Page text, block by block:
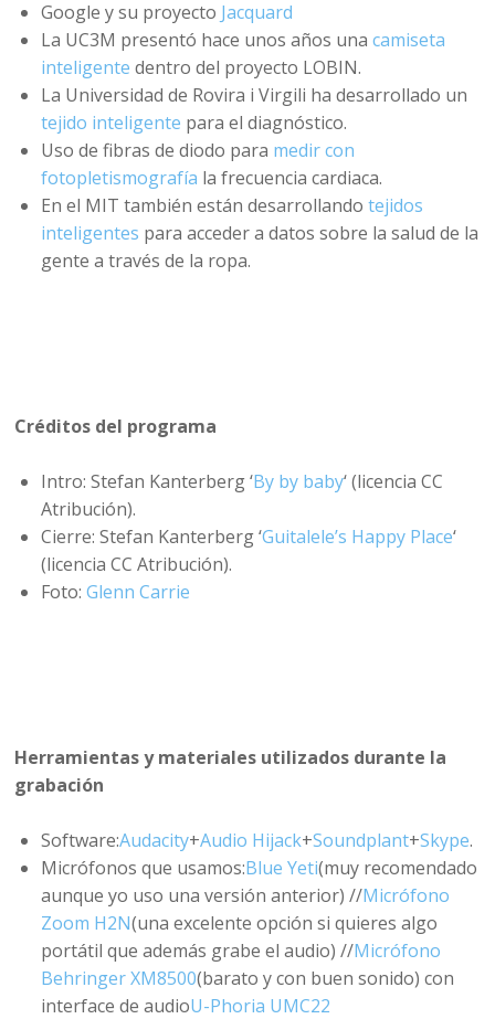
Google y su proyecto Jacquard
La UC3M presentó hace unos años unacamiseta
inteligente dentro del proyecto LOBIN.
La Universidad de Rovira i Virgili ha desarrollado un
tejido inteligente para el diagnóstico.
Uso de fibras de diodo para medir con
fotopletismografía la frecuencia cardiaca.
En el MIT también están desarrollandotejidos
inteligentes para acceder a datos sobre la salud de la
gente a través de la ropa.
Créditos del programa
Intro: Stefan Kanterberg ‘By by baby‘ (licencia CC
Atribución).
Cierre: Stefan Kanterberg ‘Guitalele’s Happy Place‘
(licencia CC Atribución).
Foto:Glenn Carrie
Herramientas y materiales utilizados durante la
grabación
Software:Audacity+Audio Hijack+Soundplant+Skype.
Micrófonos que usamos:Blue Yeti(muy recomendado
aunque yo uso una versión anterior) //Micrófono
Zoom H2N(una excelente opción si quieres algo
portátil que además grabe el audio) //Micrófono
Behringer XM8500(barato y con buen sonido) con
interface de audioU-Phoria UMC22